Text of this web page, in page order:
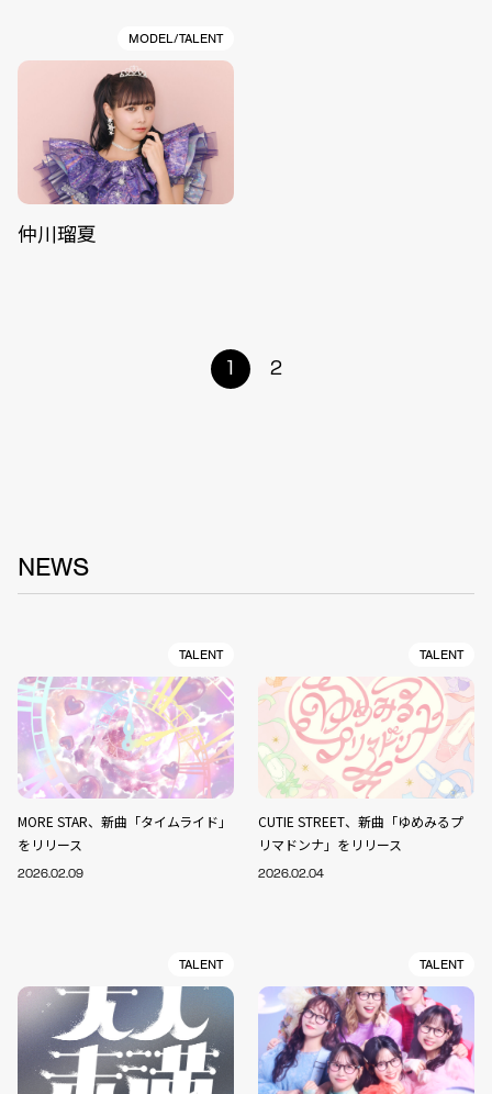
MODEL/TALENT
仲川瑠夏
1 2
NEWS
TALENT
MORE STAR、新曲「タイムライド」
をリリース
2026.02.09
TALENT
CUTIE STREET、新曲「ゆめみるプ
リマドンナ」をリリース
2026.02.04
TALENT TALENT